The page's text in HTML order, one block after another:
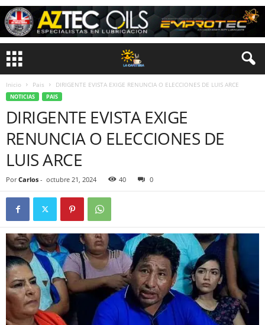
Inicio Pais DIRIGENTE EVISTA EXIGE RENUNCIA O ELECCIONES DE LUIS ARCE
NOTICIAS PAIS
DIRIGENTE EVISTA EXIGE
RENUNCIA O ELECCIONES DE
LUIS ARCE
Por Carlos - octubre 21, 2024 40 0